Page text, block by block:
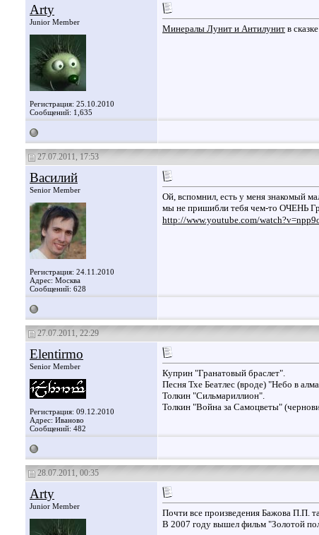
Arty
Junior Member
Регистрация: 25.10.2010
Сообщений: 1,635
Минералы Лунит и Антилунит в
27.07.2011, 17:53
Василий
Senior Member
Регистрация: 24.11.2010
Адрес: Москва
Сообщений: 628
Ой, вспомнил, есть у меня знакомый
мы не пришибли тебя чем-то ОЧЕНЬ
http://www.youtube.com/
27.07.2011, 22:29
Elentirmo
Senior Member
Регистрация: 09.12.2010
Адрес: Иваново
Сообщений: 482
Куприн "Гранатовый браслет".
Песня Тхе Беатлес (вроде) "Небо в
Толкин "Сильмариллион".
Толкин "Война за Самоцветы"
28.07.2011, 00:35
Arty
Junior Member
Почти все произведения Бажова П.П.
В 2007 году вышел фильм "Золотой